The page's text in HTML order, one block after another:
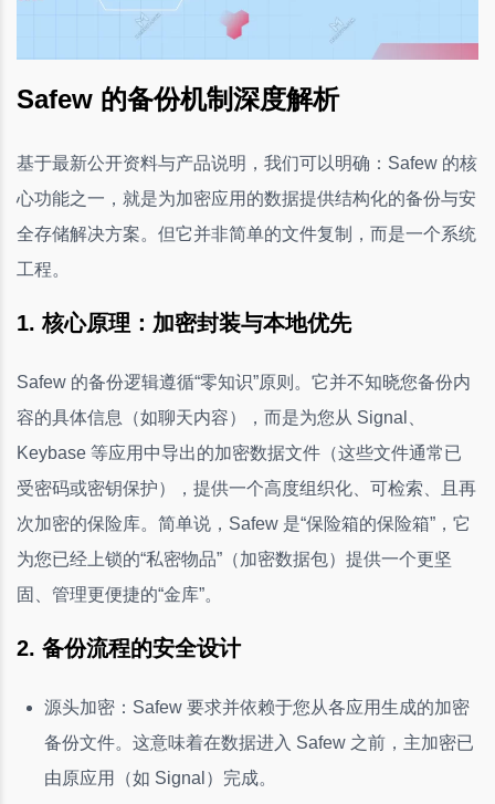
Safew 的备份机制深度解析
基于最新公开资料与产品说明，我们可以明确：Safew 的核
心功能之一，就是为加密应用的数据提供结构化的备份与安
全存储解决方案。但它并非简单的文件复制，而是一个系统
工程。
1. 核心原理：加密封装与本地优先
Safew 的备份逻辑遵循“零知识”原则。它并不知晓您备份内
容的具体信息（如聊天内容），而是为您从 Signal、
Keybase 等应用中导出的加密数据文件（这些文件通常已
受密码或密钥保护），提供一个高度组织化、可检索、且再
次加密的保险库。简单说，Safew 是“保险箱的保险箱”，它
为您已经上锁的“私密物品”（加密数据包）提供一个更坚
固、管理更便捷的“金库”。
2. 备份流程的安全设计
源头加密：Safew 要求并依赖于您从各应用生成的加密
备份文件。这意味着在数据进入 Safew 之前，主加密已
由原应用（如 Signal）完成。